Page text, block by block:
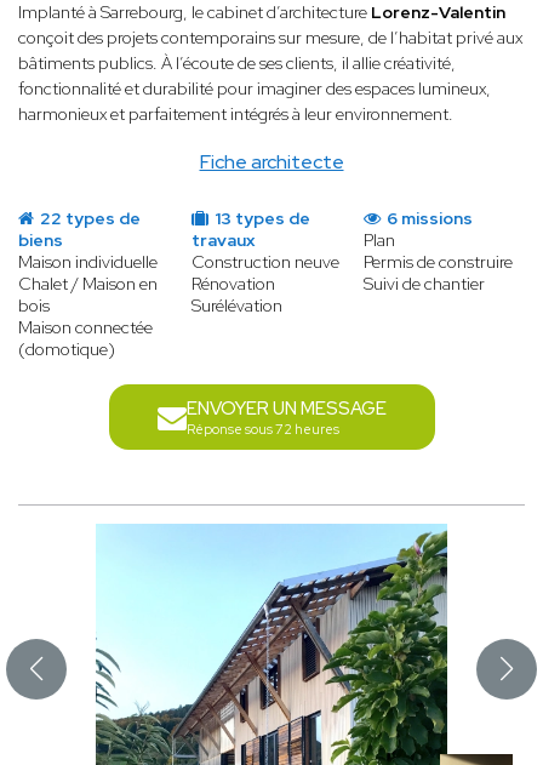
Fiche architecte
Implanté à Sarrebourg, le cabinet d’architecture Lorenz-Valentin
conçoit des projets contemporains sur mesure, de l’habitat privé aux
bâtiments publics. À l’écoute de ses clients, il allie créativité,
fonctionnalité et durabilité pour imaginer des espaces lumineux,
harmonieux et parfaitement intégrés à leur environnement.
22 types de
biens
Maison individuelle
Chalet / Maison en
bois
Maison connectée
(domotique)
13 types de
travaux
Construction neuve
Rénovation
Surélévation
6 missions
Plan
Permis de construire
Suivi de chantier
ENVOYER UN MESSAGE
Réponse sous 72 heures